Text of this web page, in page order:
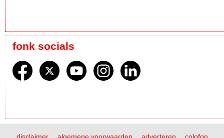
fonk socials